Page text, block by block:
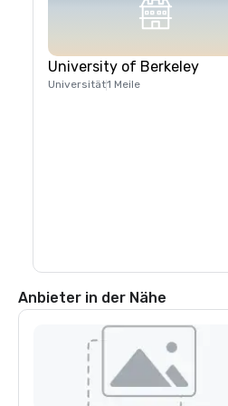
University of Berkeley
Universität1 Meile
Anbieter in der Nähe